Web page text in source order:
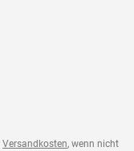
Versandkosten, wenn nicht